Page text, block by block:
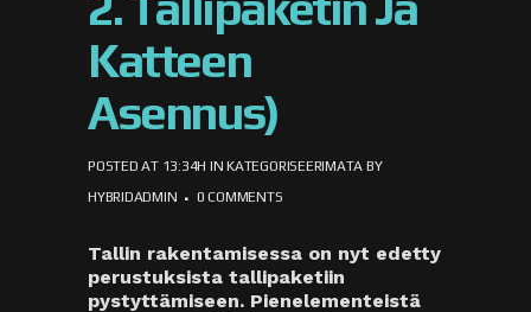
Katteen
Asennus)
POSTED AT 13:34H INKATEGORISEERIMATA BY
HYBRIDADMIN
0 COMMENTS
Tallin rakentamisessa on nyt edetty
perustuksista tallipaketiin
pystyttämiseen. Pienelementeistä